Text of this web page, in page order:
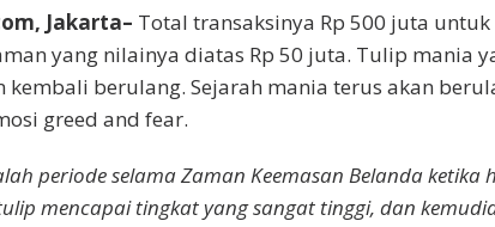
Jakarta– Total transaksinya Rp 500 juta
yang nilainya diatas Rp 50 juta. Tulip mania
kembali berulang. Sejarah mania terus akan
greed and fear.
periode selama Zaman Keemasan Belanda
mencapai tingkat yang sangat tinggi, dan